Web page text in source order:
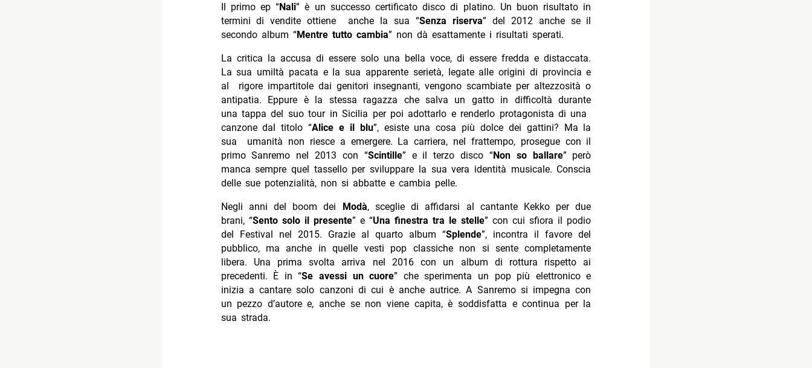
Il primo ep “Nali” è un successo certificato disco di platino. Un buon risultato in
termini di vendite ottiene anche la sua “Senza riserva” del 2012 anche se il
secondo album “Mentre tutto cambia” non dà esattamente i risultati sperati.
La critica la accusa di essere solo una bella voce, di essere fredda e distaccata.
La sua umiltà pacata e la sua apparente serietà, legate alle origini di provincia e
al rigore impartitole dai genitori insegnanti, vengono scambiate per altezzosità o
antipatia. Eppure è la stessa ragazza che salva un gatto in difficoltà durante
una tappa del suo tour in Sicilia per poi adottarlo e renderlo protagonista di una
canzone dal titolo “Alice e il blu”, esiste una cosa più dolce dei gattini? Ma la
sua umanità non riesce a emergere. La carriera, nel frattempo, prosegue con il
primo Sanremo nel 2013 con “Scintille” e il terzo disco “Non so ballare” però
manca sempre quel tassello per sviluppare la sua vera identità musicale. Conscia
delle sue potenzialità, non si abbatte e cambia pelle.
Negli anni del boom dei Modà, sceglie di affidarsi al cantante Kekko per due
brani, “Sento solo il presente” e “Una finestra tra le stelle” con cui sfiora il podio
del Festival nel 2015. Grazie al quarto album “Splende”, incontra il favore del
pubblico, ma anche in quelle vesti pop classiche non si sente completamente
libera. Una prima svolta arriva nel 2016 con un album di rottura rispetto ai
precedenti. È in “Se avessi un cuore” che sperimenta un pop più elettronico e
inizia a cantare solo canzoni di cui è anche autrice. A Sanremo si impegna con
un pezzo d’autore e, anche se non viene capita, è soddisfatta e continua per la
sua strada.